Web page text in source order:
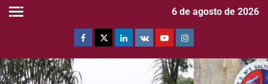
6 de agosto de 2026